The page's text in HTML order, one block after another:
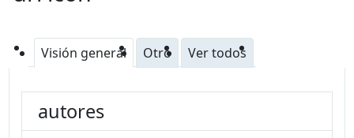
Visión general Otro Ver todos
autores